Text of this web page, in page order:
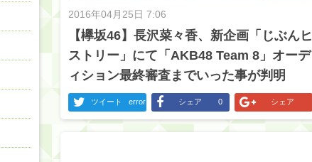
2016年04月25日 7:06
【欅坂46】長沢菜々香、新企画「じぶんヒ
ストリー」にて「AKB48 Team 8」オーデ
ィション最終審査までいった事が判明
ツイート error シェア 0 シェア